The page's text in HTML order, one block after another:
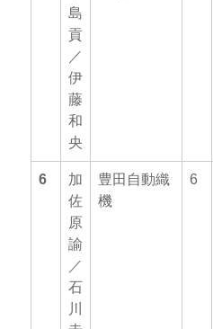
島
貢
／
伊
藤
和
央
6
加
佐
原
諭
／
石
川
豊田自動織
機
6